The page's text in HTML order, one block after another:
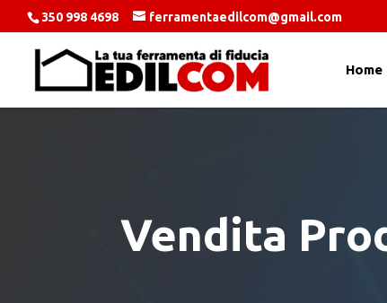
350 998 4698 ferramentaedilcom@gmail.com
Home
Vendita